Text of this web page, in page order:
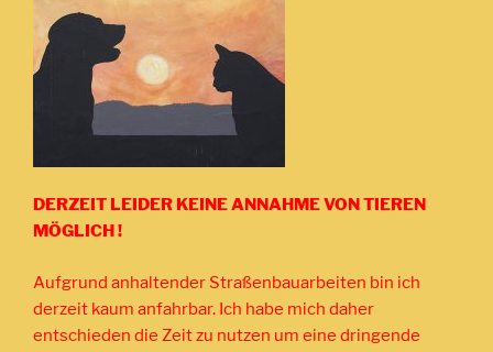
DERZEIT LEIDER KEINE ANNAHME VON TIEREN
MÖGLICH !
Aufgrund anhaltender Straßenbauarbeiten bin ich
derzeit kaum anfahrbar. Ich habe mich daher
entschieden die Zeit zu nutzen um eine dringende